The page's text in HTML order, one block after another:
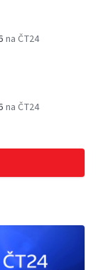
na ČT24
na ČT24